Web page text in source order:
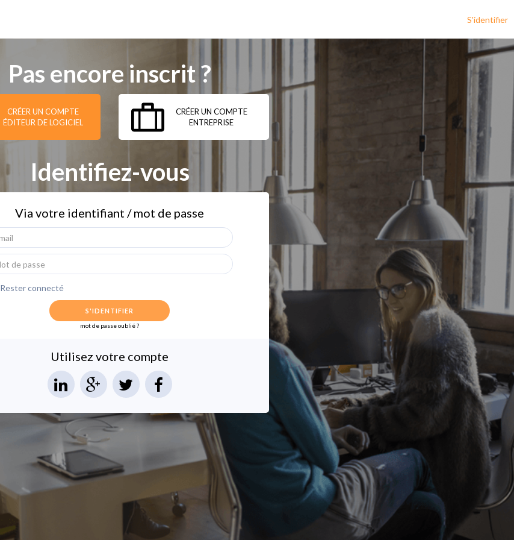
S'identifier
Pas encore inscrit ?
CRÉER UN COMPTE
ÉDITEUR DE LOGICIEL
CRÉER UN COMPTE
ENTREPRISE
Identifiez-vous
Via votre identifiant / mot de passe
Rester connecté
S'IDENTIFIER
mot de passe oublié ?
Utilisez votre compte